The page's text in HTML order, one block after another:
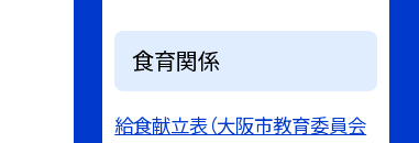
食育関係
給食献立表（大阪市教育委員会